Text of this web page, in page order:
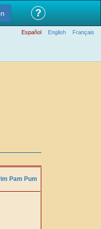
?
Español English Français
Pam Pum